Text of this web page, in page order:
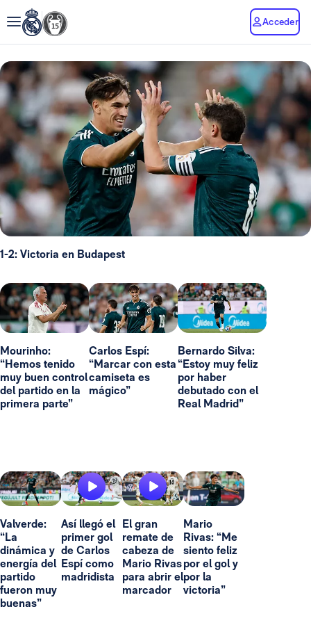
Acceder
1-2: Victoria en Budapest
Mourinho:
“Hemos tenido
muy buen control
del partido en la
primera parte”
Carlos Espí:
“Marcar con esta
camiseta es
mágico”
Bernardo Silva:
“Estoy muy feliz
por haber
debutado con el
Real Madrid”
Valverde:
“La
dinámica y
energía del
partido
fueron muy
buenas”
Así llegó el
primer gol
de Carlos
Espí como
madridista
El gran
remate de
cabeza de
Mario Rivas
para abrir el
marcador
Mario
Rivas: “Me
siento feliz
por el gol y
por la
victoria”